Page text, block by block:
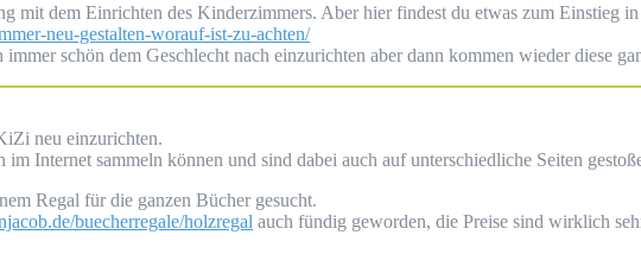
mit dem Einrichten des Kinderzimmers. Aber hier findest du etwas zum Einstieg in
neu-gestalten-worauf-ist-zu-achten/
schön dem Geschlecht nach einzurichten aber dann kommen wieder diese
neu einzurichten.
im Internet sammeln können und sind dabei auch auf unterschiedliche Seiten
Regal für die ganzen Bücher gesucht.
buecherregale/holzregal auch fündig geworden, die Preise sind wirklich